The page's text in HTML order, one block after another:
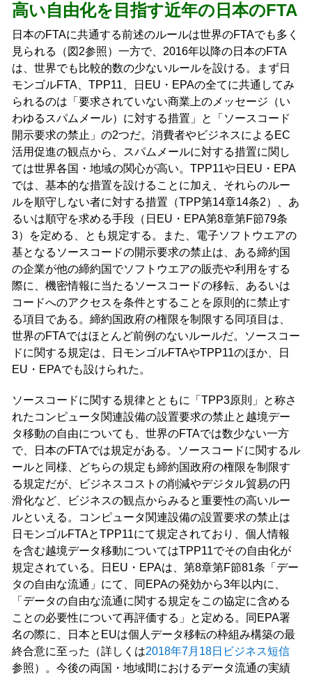
高い自由化を目指す近年の日本のFTA
日本のFTAに共通する前述のルールは世界のFTAでも多く
見られる（図2参照）一方で、2016年以降の日本のFTA
は、世界でも比較的数の少ないルールを設ける。まず日
モンゴルFTA、TPP11、日EU・EPAの全てに共通してみ
られるのは「要求されていない商業上のメッセージ（い
わゆるスパムメール）に対する措置」と「ソースコード
開示要求の禁止」の2つだ。消費者やビジネスによるEC
活用促進の観点から、スパムメールに対する措置に関し
ては世界各国・地域の関心が高い。TPP11や日EU・EPA
では、基本的な措置を設けることに加え、それらのルー
ルを順守しない者に対する措置（TPP第14章14条2）、あ
るいは順守を求める手段（日EU・EPA第8章第F節79条
3）を定める、とも規定する。また、電子ソフトウエアの
基となるソースコードの開示要求の禁止は、ある締約国
の企業が他の締約国でソフトウエアの販売や利用をする
際に、機密情報に当たるソースコードの移転、あるいは
コードへのアクセスを条件とすることを原則的に禁止す
る項目である。締約国政府の権限を制限する同項目は、
世界のFTAではほとんど前例のないルールだ。ソースコー
ドに関する規定は、日モンゴルFTAやTPP11のほか、日
EU・EPAでも設けられた。
ソースコードに関する規律とともに「TPP3原則」と称さ
れたコンピュータ関連設備の設置要求の禁止と越境デー
タ移動の自由についても、世界のFTAでは数少ない一方
で、日本のFTAでは規定がある。ソースコードに関するル
ールと同様、どちらの規定も締約国政府の権限を制限す
る規定だが、ビジネスコストの削減やデジタル貿易の円
滑化など、ビジネスの観点からみると重要性の高いルー
ルといえる。コンピュータ関連設備の設置要求の禁止は
日モンゴルFTAとTPP11にて規定されており、個人情報
を含む越境データ移動についてはTPP11でその自由化が
規定されている。日EU・EPAは、第8章第F節81条「デー
タの自由な流通」にて、同EPAの発効から3年以内に、
「データの自由な流通に関する規定をこの協定に含める
ことの必要性について再評価する」と定める。同EPA署
名の際に、日本とEUは個人データ移転の枠組み構築の最
終合意に至った（詳しくは2018年7月18日ビジネス短信
参照）。今後の両国・地域間におけるデータ流通の実績